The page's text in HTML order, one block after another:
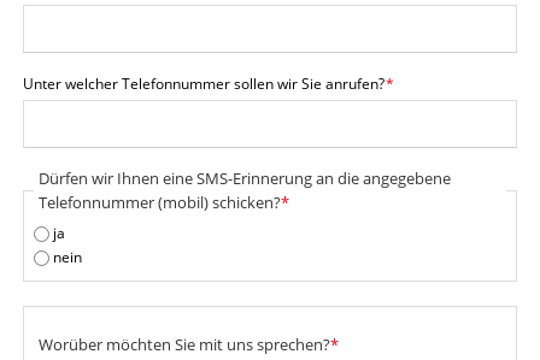
Pflichtfeld
Unter welcher Telefonnummer sollen wir Sie anrufen?*
Pflichtfeld
Dürfen wir Ihnen eine SMS-Erinnerung an die angegebene
Telefonnummer (mobil) schicken?*
ja
nein
Pflichtfeld
Worüber möchten Sie mit uns sprechen?*